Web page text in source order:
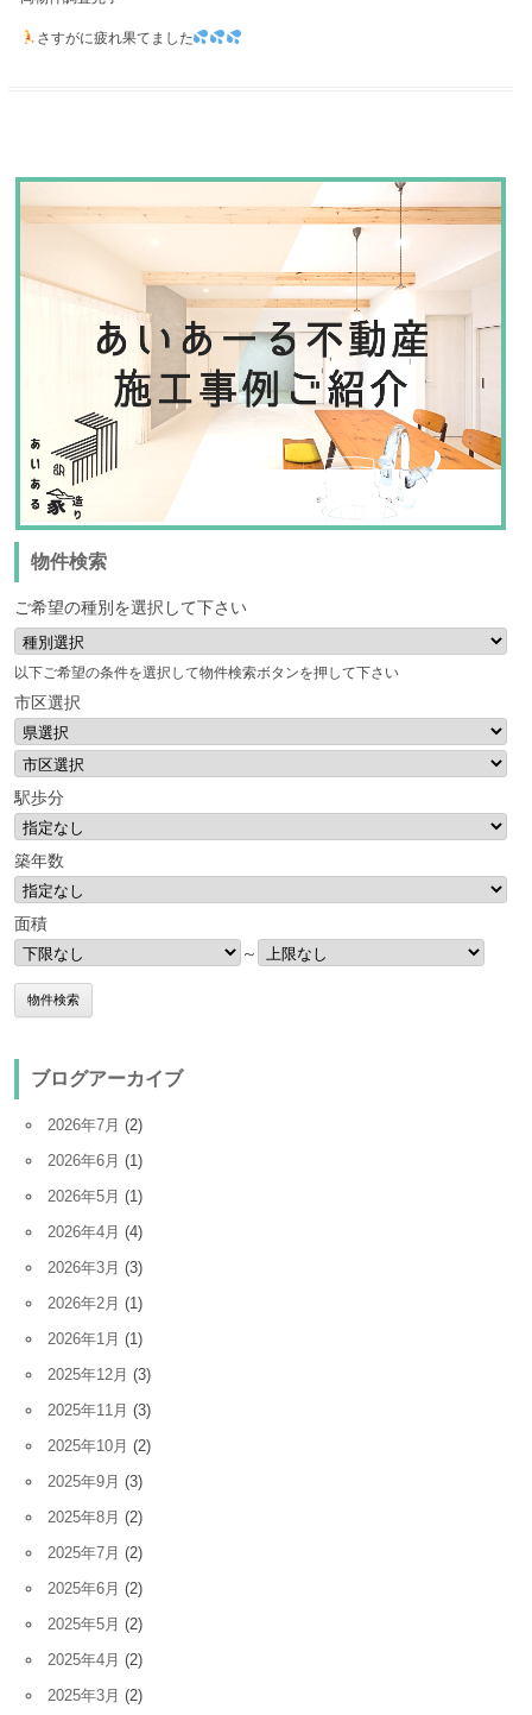
さすがに疲れ果てました
物件検索
ご希望の種別を選択して下さい
以下ご希望の条件を選択して物件検索ボタンを押して下さい
市区選択
駅歩分
築年数
面積
～
ブログアーカイブ
2026年7月 (2)
2026年6月 (1)
2026年5月 (1)
2026年4月 (4)
2026年3月 (3)
2026年2月 (1)
2026年1月 (1)
2025年12月 (3)
2025年11月 (3)
2025年10月 (2)
2025年9月 (3)
2025年8月 (2)
2025年7月 (2)
2025年6月 (2)
2025年5月 (2)
2025年4月 (2)
2025年3月 (2)